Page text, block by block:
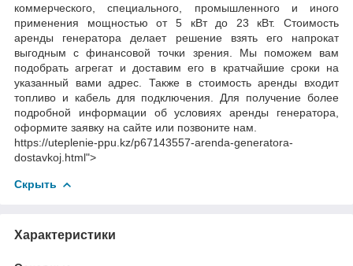
коммерческого, специального, промышленного и иного
применения мощностью от 5 кВт до 23 кВт. Стоимость
аренды генератора делает решение взять его напрокат
выгодным с финансовой точки зрения. Мы поможем вам
подобрать агрегат и доставим его в кратчайшие сроки на
указанный вами адрес. Также в стоимость аренды входит
топливо и кабель для подключения. Для получение более
подробной информации об условиях аренды генератора,
оформите заявку на сайте или позвоните нам.
https://uteplenie-ppu.kz/p67143557-arenda-generatora-
dostavkoj.html">
Скрыть
Характеристики